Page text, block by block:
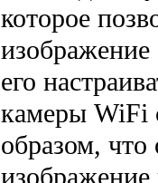
которое
изображение
его
камеры WiFi
образом,